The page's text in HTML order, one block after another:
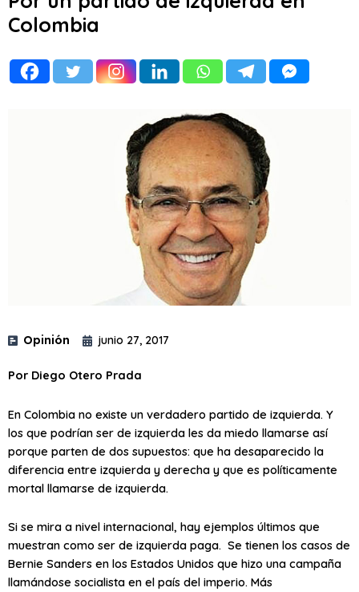
Colombia
Opinión junio 27, 2017
Por Diego Otero Prada
En Colombia no existe un verdadero partido de izquierda. Y
los que podrían ser de izquierda les da miedo llamarse así
porque parten de dos supuestos: que ha desaparecido la
diferencia entre izquierda y derecha y que es políticamente
mortal llamarse de izquierda.
Si se mira a nivel internacional, hay ejemplos últimos que
muestran como ser de izquierda paga. Se tienen los casos de
Bernie Sanders en los Estados Unidos que hizo una campaña
llamándose socialista en el país del imperio. Más